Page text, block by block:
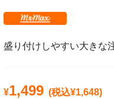
盛り付けしやすい大きな
¥1,499 (税込¥1,648)